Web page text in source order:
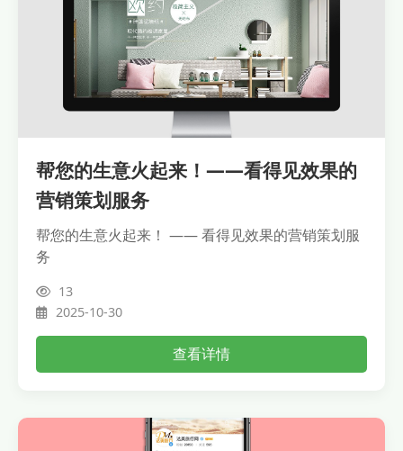
帮您的生意火起来！——看得见效果的
营销策划服务
帮您的生意火起来！ —— 看得见效果的营销策划服
务
13
2025-10-30
查看详情